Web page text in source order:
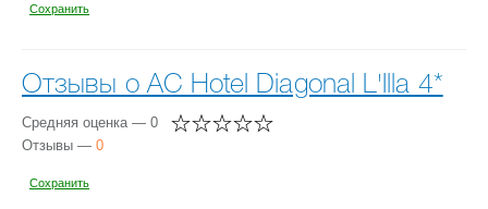
Сохранить
Отзывы о AC Hotel Diagonal L'Illa 4*
Средняя оценка — 0
Отзывы — 0
Сохранить